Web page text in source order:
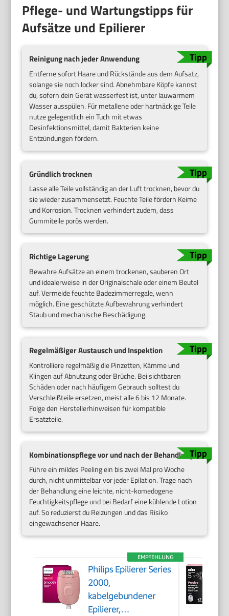
Pflege- und Wartungstipps für
Aufsätze und Epilierer
Reinigung nach jeder Anwendung
Entferne sofort Haare und Rückstände aus dem Aufsatz,
solange sie noch locker sind. Abnehmbare Köpfe kannst
du, sofern dein Gerät wasserfest ist, unter lauwarmem
Wasser ausspülen. Für metallene oder hartnäckige Teile
nutze gelegentlich ein Tuch mit etwas
Desinfektionsmittel, damit Bakterien keine
Entzündungen fördern.
Gründlich trocknen
Lasse alle Teile vollständig an der Luft trocknen, bevor du
sie wieder zusammensetzt. Feuchte Teile fördern Keime
und Korrosion. Trocknen verhindert zudem, dass
Gummiteile porös werden.
Richtige Lagerung
Bewahre Aufsätze an einem trockenen, sauberen Ort
und idealerweise in der Originalschale oder einem Beutel
auf. Vermeide feuchte Badezimmerregale, wenn
möglich. Eine geschützte Aufbewahrung verhindert
Staub und mechanische Beschädigung.
Regelmäßiger Austausch und Inspektion
Kontrolliere regelmäßig die Pinzetten, Kämme und
Klingen auf Abnutzung oder Brüche. Bei sichtbaren
Schäden oder nach häufigem Gebrauch solltest du
Verschleißteile ersetzen, meist alle 6 bis 12 Monate.
Folge den Herstellerhinweisen für kompatible
Ersatzteile.
Kombinationspflege vor und nach der Behandlung
Führe ein mildes Peeling ein bis zwei Mal pro Woche
durch, nicht unmittelbar vor jeder Epilation. Trage nach
der Behandlung eine leichte, nicht-komedogene
Feuchtigkeitspflege und bei Bedarf eine kühlende Lotion
auf. So reduzierst du Reizungen und das Risiko
eingewachsener Haare.
EMPFEHLUNG
Philips Epilierer Series
2000,
kabelgebundener
Epilierer,